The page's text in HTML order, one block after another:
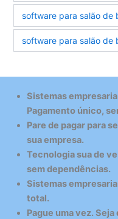
software para salão de
software para salão de
Sistemas
Pagamento único,
Pare de pagar para
sua empresa.
Tecnologia sua de
sem dependências.
Sistemas
total.
Pague uma vez.